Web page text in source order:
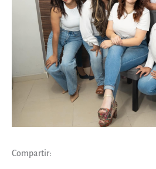
Compartir: